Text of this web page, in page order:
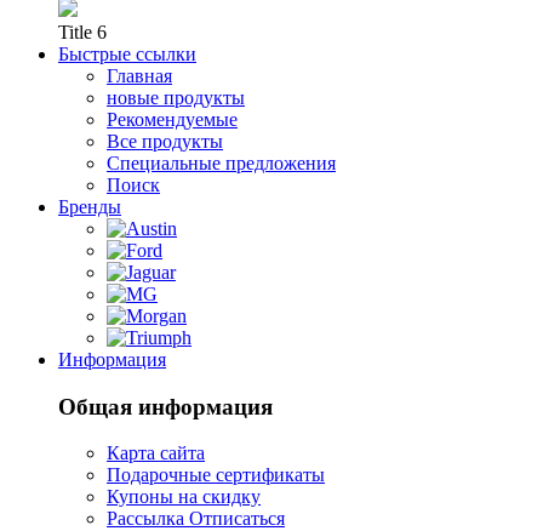
Title 6
Быстрые ссылки
Главная
новые продукты
Рекомендуемые
Все продукты
Специальные предложения
Поиск
Бренды
Информация
Общая информация
Карта сайта
Подарочные сертификаты
Купоны на скидку
Рассылка Отписаться